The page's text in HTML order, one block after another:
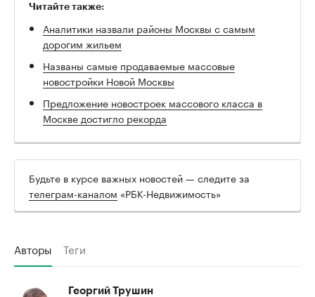
Читайте также:
Аналитики назвали районы Москвы с самым
дорогим жильем
Названы самые продаваемые массовые
новостройки Новой Москвы
Предложение новостроек массового класса в
Москве достигло рекорда
Будьте в курсе важных новостей — следите за
телеграм-каналом «РБК-Недвижимость»
Авторы Теги
Георгий Трушин